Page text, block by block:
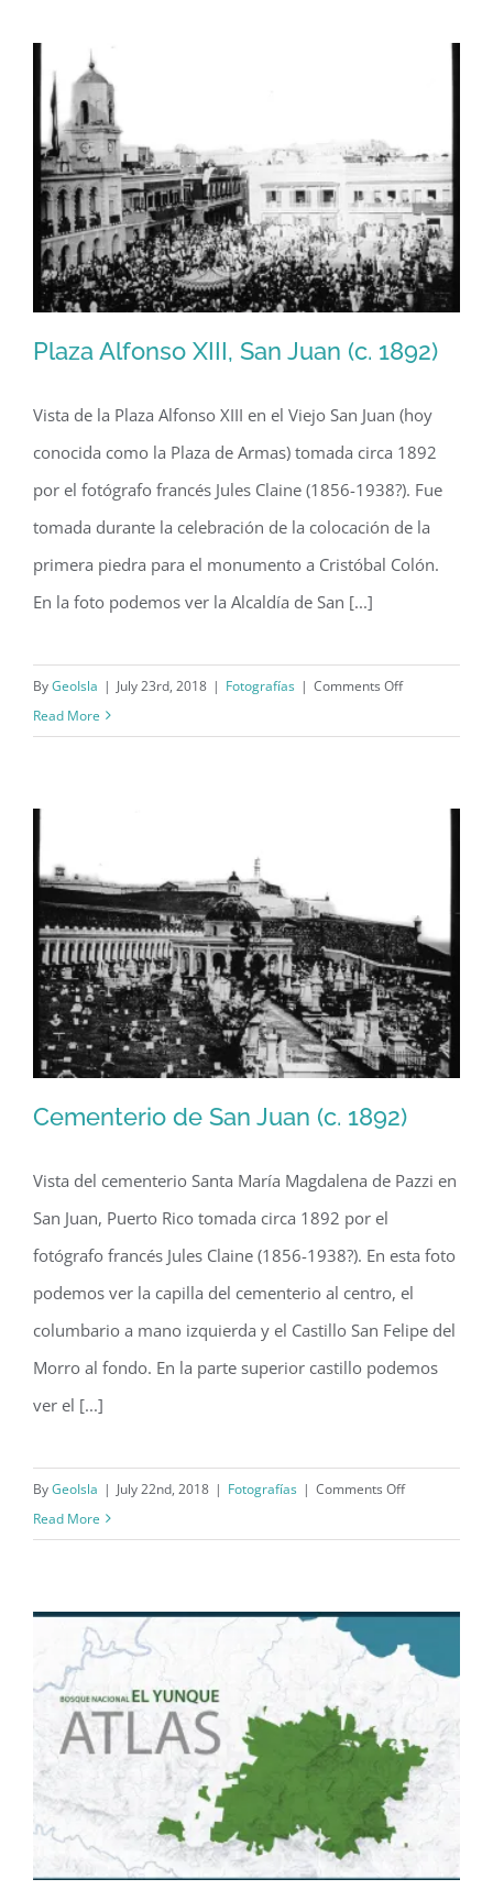
Plaza Alfonso XIII, San Juan (c. 1892)
Vista de la Plaza Alfonso XIII en el Viejo San Juan (hoy
conocida como la Plaza de Armas) tomada circa 1892
por el fotógrafo francés Jules Claine (1856-1938?). Fue
tomada durante la celebración de la colocación de la
primera piedra para el monumento a Cristóbal Colón.
En la foto podemos ver la Alcaldía de San [...]
ByGeoIsla | July 23rd, 2018 | Fotografías | Comments Offon
Read More
Cementerio de San Juan (c. 1892)
Vista del cementerio Santa María Magdalena de Pazzi en
San Juan, Puerto Rico tomada circa 1892 por el
fotógrafo francés Jules Claine (1856-1938?). En esta foto
podemos ver la capilla del cementerio al centro, el
columbario a mano izquierda y el Castillo San Felipe del
Morro al fondo. En la parte superior castillo podemos
ver el [...]
ByGeoIsla | July 22nd, 2018 | Fotografías | Comments Offon
1892)
Read More